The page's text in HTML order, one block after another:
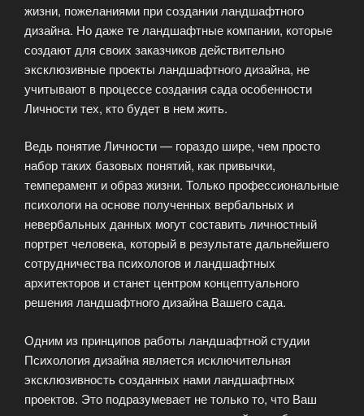
жизни, пожеланиями при создании ландшафтного
дизайна. Но даже те ландшафтные компании, которые
создают для своих заказчиков действительно
эксклюзивные проекты ландшафтного дизайна, не
учитывают в процессе создания сада особенности
Личности тех, кто будет в нем жить.
Ведь понятие Личности — гораздо шире, чем просто
набор таких базовых понятий, как привычки,
темперамент и образ жизни. Только профессиональные
психологи на основе полученных вербальных и
невербальных данных могут составить личностный
портрет человека, который в результате дальнейшего
сотрудничества психологов и ландшафтных
архитекторов и станет центром концептуального
решения ландшафтного дизайна Вашего сада.
Одним из принципов работы ландшафтной студии
Психология дизайна является исключительная
эксклюзивность созданных нами ландшафтных
проектов. Это подразумевает не только то, что Ваш